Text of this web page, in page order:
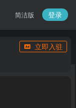
简洁版 登录
立即入驻